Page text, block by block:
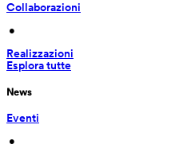
Collaborazioni
•
Realizzazioni
Esplora tutte
News
Eventi
•